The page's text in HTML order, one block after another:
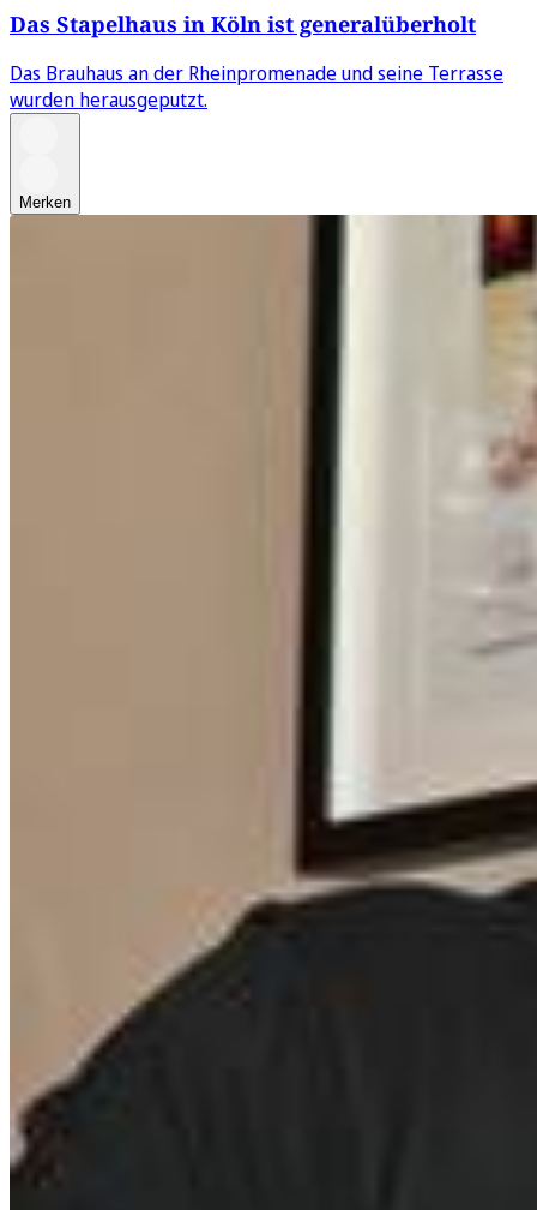
Das Stapelhaus in Köln ist generalüberholt
Das Brauhaus an der Rheinpromenade und seine Terrasse
wurden herausgeputzt.
Merken